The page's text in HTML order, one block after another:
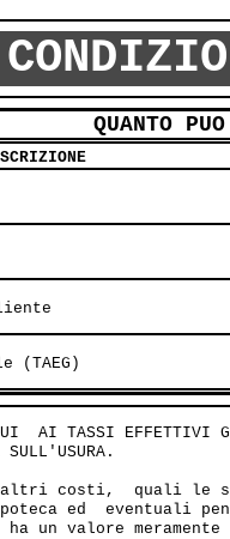
QUANTO
(TAEG)
AI TASSI EFFETTIVI
altri costi,  quali le
ed  eventuali
un valore